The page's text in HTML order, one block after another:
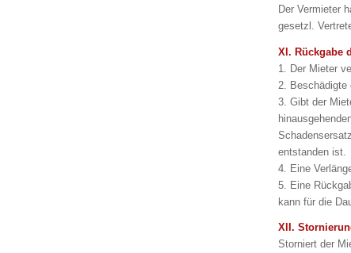
Der Vermieter
gesetzl.
XI. Rückgabe
1. Der Mieter
2. Beschädigte
3. Gibt der
entstanden ist.
4. Eine
5. Eine
kann für die
XII.
Storniert der